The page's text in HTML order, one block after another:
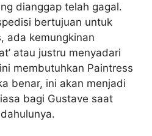
dianggap telah gagal.
bertujuan untuk
ada kemungkinan
atau justru menyadari
membutuhkan Paintress
benar, ini akan menjadi
bagi Gustave saat